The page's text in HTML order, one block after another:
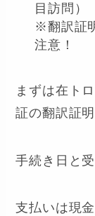
目訪問）
※翻訳証
注意！
まずは在ト
証の翻訳証
手続き日と
支払いは現